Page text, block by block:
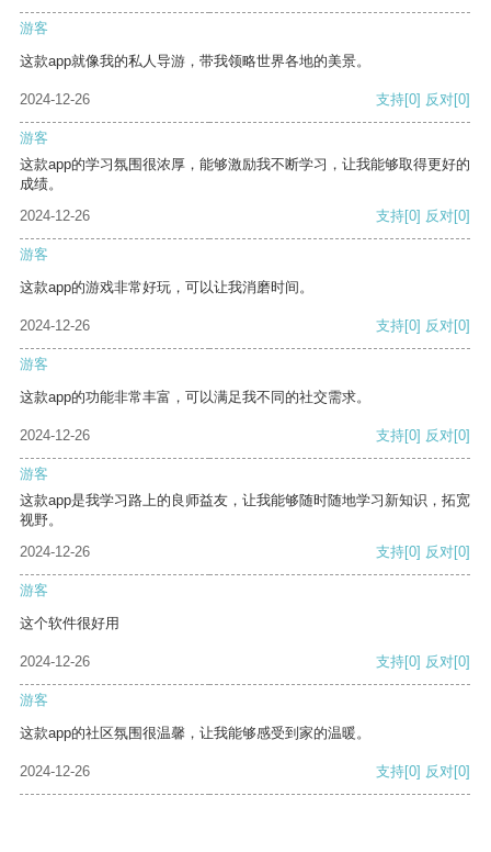
游客
这款app就像我的私人导游，带我领略世界各地的美景。
2024-12-26 支持[0] 反对[0]
游客
这款app的学习氛围很浓厚，能够激励我不断学习，让我能够取得更好的
成绩。
2024-12-26
支持[0] 反对[0]
游客
这款app的游戏非常好玩，可以让我消磨时间。
2024-12-26 支持[0] 反对[0]
游客
这款app的功能非常丰富，可以满足我不同的社交需求。
2024-12-26 支持[0] 反对[0]
游客
这款app是我学习路上的良师益友，让我能够随时随地学习新知识，拓宽
视野。
2024-12-26
支持[0] 反对[0]
游客
这个软件很好用
2024-12-26 支持[0] 反对[0]
游客
这款app的社区氛围很温馨，让我能够感受到家的温暖。
2024-12-26 支持[0] 反对[0]